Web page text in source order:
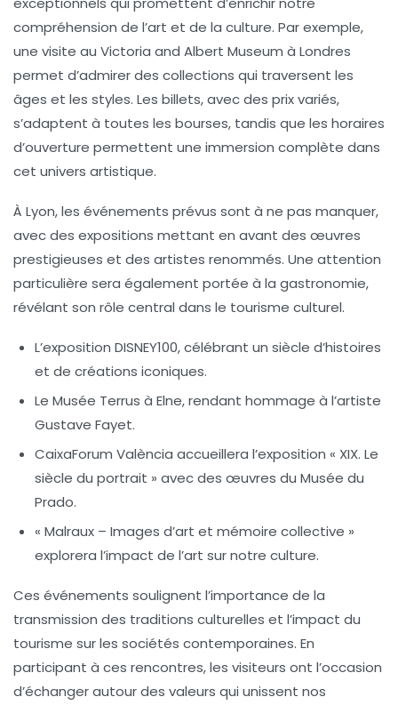
compréhension de l’art et de la culture. Par exemple,
une visite au Victoria and Albert Museum à Londres
permet d’admirer des collections qui traversent les
âges et les styles. Les billets, avec des prix variés,
s’adaptent à toutes les bourses, tandis que les horaires
d’ouverture permettent une immersion complète dans
cet univers artistique.
À Lyon, les événements prévus sont à ne pas manquer,
avec des expositions mettant en avant des œuvres
prestigieuses et des artistes renommés. Une attention
particulière sera également portée à la gastronomie,
révélant son rôle central dans le tourisme culturel.
L’exposition DISNEY100, célébrant un siècle d’histoires
et de créations iconiques.
Le Musée Terrus à Elne, rendant hommage à l’artiste
Gustave Fayet.
CaixaForum València accueillera l’exposition « XIX. Le
siècle du portrait » avec des œuvres du Musée du
Prado.
« Malraux – Images d’art et mémoire collective »
explorera l’impact de l’art sur notre culture.
Ces événements soulignent l’importance de la
transmission des traditions culturelles et l’impact du
tourisme sur les sociétés contemporaines. En
participant à ces rencontres, les visiteurs ont l’occasion
d’échanger autour des valeurs qui unissent nos